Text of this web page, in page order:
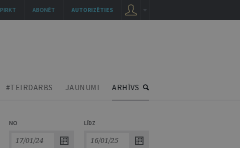
#TEIRDARBS JAUNUMI ARHĪVS
NO LĪDZ
AUTORIZĒTIES
ABONĒT
PIRKT